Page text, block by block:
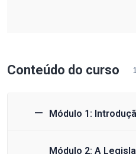
Conteúdo do curso
Módulo 1:
Módulo 2: A